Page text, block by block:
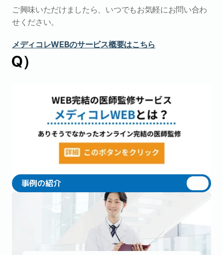
ご興味いただけましたら、いつでもお気軽にお問い合わ
せください。
メディコレWEBのサービス概要はこちら
）
事例の紹介
事例の紹介